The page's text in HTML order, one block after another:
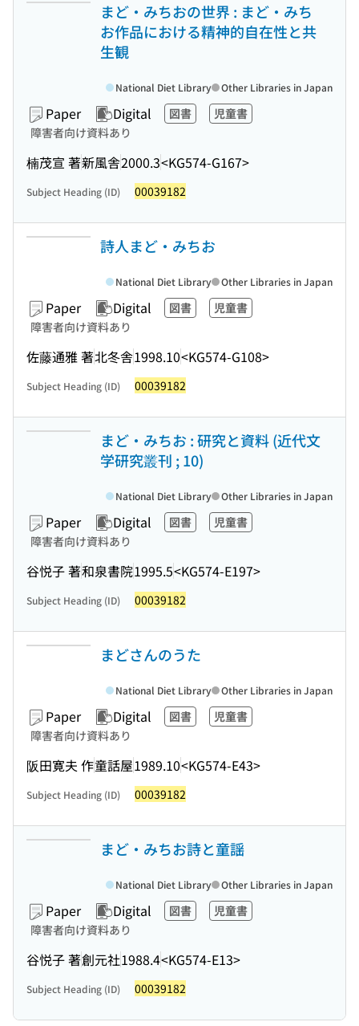
まど・みちおの世界 : まど・みち
お作品における精神的自在性と共
生観
Paper Digital 図書
児童書
障害者向け資料あり
楠茂宣 著新風舎2000.3<KG574-G167>
National Diet Library Other Libraries in Japan
Subject Heading (ID) 00039182
詩人まど・みちお
Paper Digital 図書
児童書
障害者向け資料あり
佐藤通雅 著北冬舎1998.10<KG574-G108>
National Diet Library Other Libraries in Japan
Subject Heading (ID) 00039182
まど・みちお : 研究と資料 (近代文
学研究叢刊 ; 10)
Paper Digital 図書
児童書
障害者向け資料あり
谷悦子 著和泉書院1995.5<KG574-E197>
National Diet Library Other Libraries in Japan
Subject Heading (ID) 00039182
まどさんのうた
Paper Digital 図書
児童書
障害者向け資料あり
阪田寛夫 作童話屋1989.10<KG574-E43>
National Diet Library Other Libraries in Japan
Subject Heading (ID) 00039182
まど・みちお詩と童謡
Paper Digital 図書
児童書
障害者向け資料あり
谷悦子 著創元社1988.4<KG574-E13>
National Diet Library Other Libraries in Japan
Subject Heading (ID) 00039182